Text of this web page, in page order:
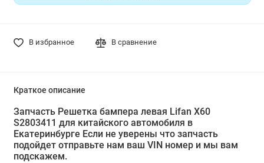
В избранное В сравнение
Краткое описание
Запчасть Решетка бампера левая Lifan X60
S2803411 для китайского автомобиля в
Екатеринбурге Если не уверены что запчасть
подойдет отправьте нам ваш VIN номер и мы вам
подскажем.